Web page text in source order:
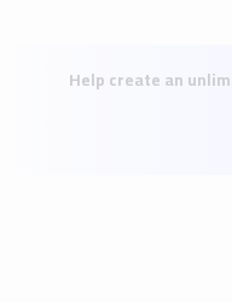
Help create an